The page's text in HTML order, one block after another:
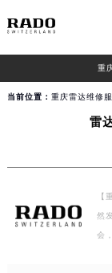
重
当前位置： 重庆雷达维修
雷
【
然
会